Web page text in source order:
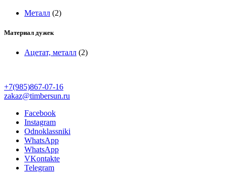
Металл (2)
Материал дужек
Ацетат, металл (2)
+7(985)867-07-16
zakaz@timbersun.ru
Facebook
Instagram
Odnoklassniki
WhatsApp
WhatsApp
VKontakte
Telegram